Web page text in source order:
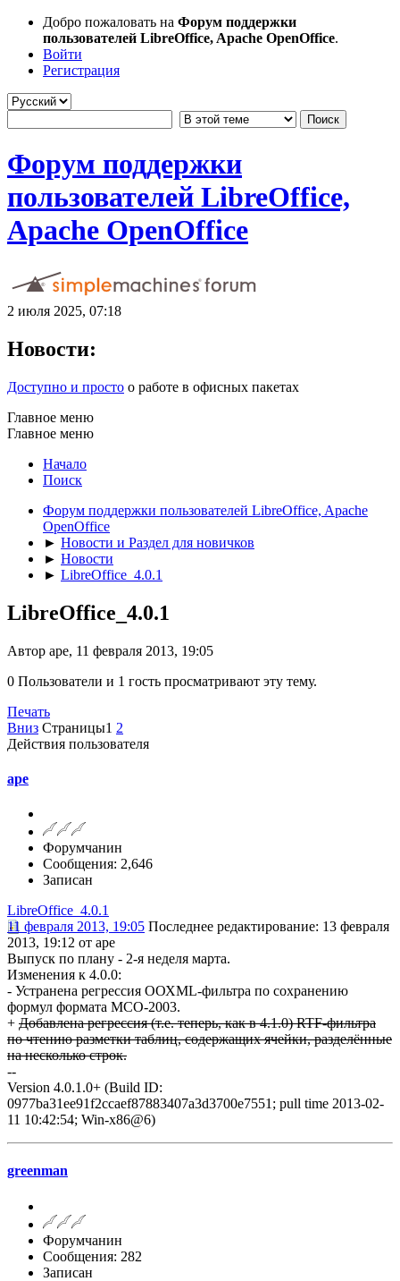
Добро пожаловать на Форум поддержки
пользователей LibreOffice, Apache OpenOffice.
Войти
Регистрация
Форум поддержки
пользователей LibreOffice,
Apache OpenOffice
2 июля 2025, 07:18
Новости:
Доступно и просто о работе в офисных пакетах
Главное меню
Главное меню
Начало
Поиск
Форум поддержки пользователей LibreOffice, Apache
OpenOffice
► Новости и Раздел для новичков
► Новости
► LibreOffice_4.0.1
LibreOffice_4.0.1
Автор ape, 11 февраля 2013, 19:05
0 Пользователи и 1 гость просматривают эту тему.
Печать
Вниз Страницы1 2
Действия пользователя
ape
Форумчанин
Сообщения: 2,646
Записан
LibreOffice_4.0.1
11 февраля 2013, 19:05 Последнее редактирование: 13 февраля
2013, 19:12 от ape
Выпуск по плану - 2-я неделя марта.
Изменения к 4.0.0:
- Устранена регрессия ООХМL-фильтра по сохранению
формул формата МСО-2003.
+ Добавлена регрессия (т.е. теперь, как в 4.1.0) RTF-фильтра
по чтению разметки таблиц, содержащих ячейки, разделённые
на несколько строк.
--
Version 4.0.1.0+ (Build ID:
0977ba31ee91f2ccaef87883407a3d3700e7551; pull time 2013-02-
11 10:42:54; Win-x86@6)
greenman
Форумчанин
Сообщения: 282
Записан